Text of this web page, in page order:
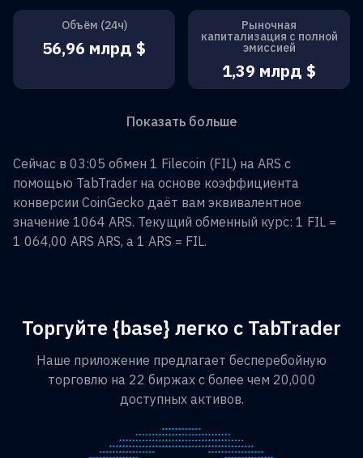
Объём (24ч)
56,96 млрд $
Рыночная
капитализация с полной
эмиссией
1,39 млрд $
Показать больше
Сейчас в 03:05 обмен 1 Filecoin (FIL) на ARS с
помощью TabTrader на основе коэффициента
конверсии CoinGecko даёт вам эквивалентное
значение 1064 ARS. Текущий обменный курс: 1 FIL =
1 064,00 ARS ARS, а 1 ARS = FIL.
Торгуйте {base} легко с TabTrader
Наше приложение предлагает бесперебойную
торговлю на 22 биржах с более чем 20,000
доступных активов.